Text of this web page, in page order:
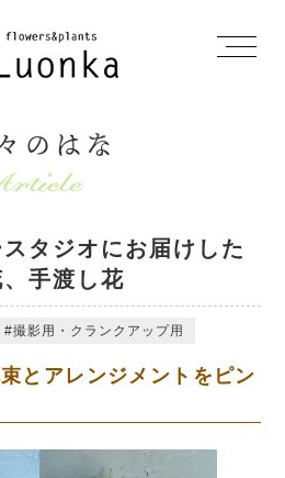
のはな
タジオにお届けした
手渡し花
撮影用・クランクアップ用
とアレンジメントをピン